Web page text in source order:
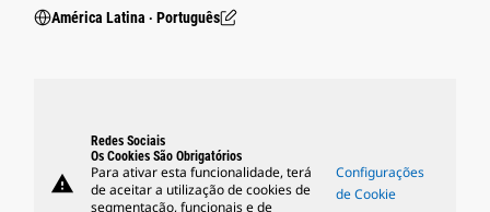
América Latina ‧ Português
warning
Redes Sociais
Os Cookies São Obrigatórios
Para ativar esta funcionalidade, terá
de aceitar a utilização de cookies de
segmentação, funcionais e de
Configurações
de Cookie